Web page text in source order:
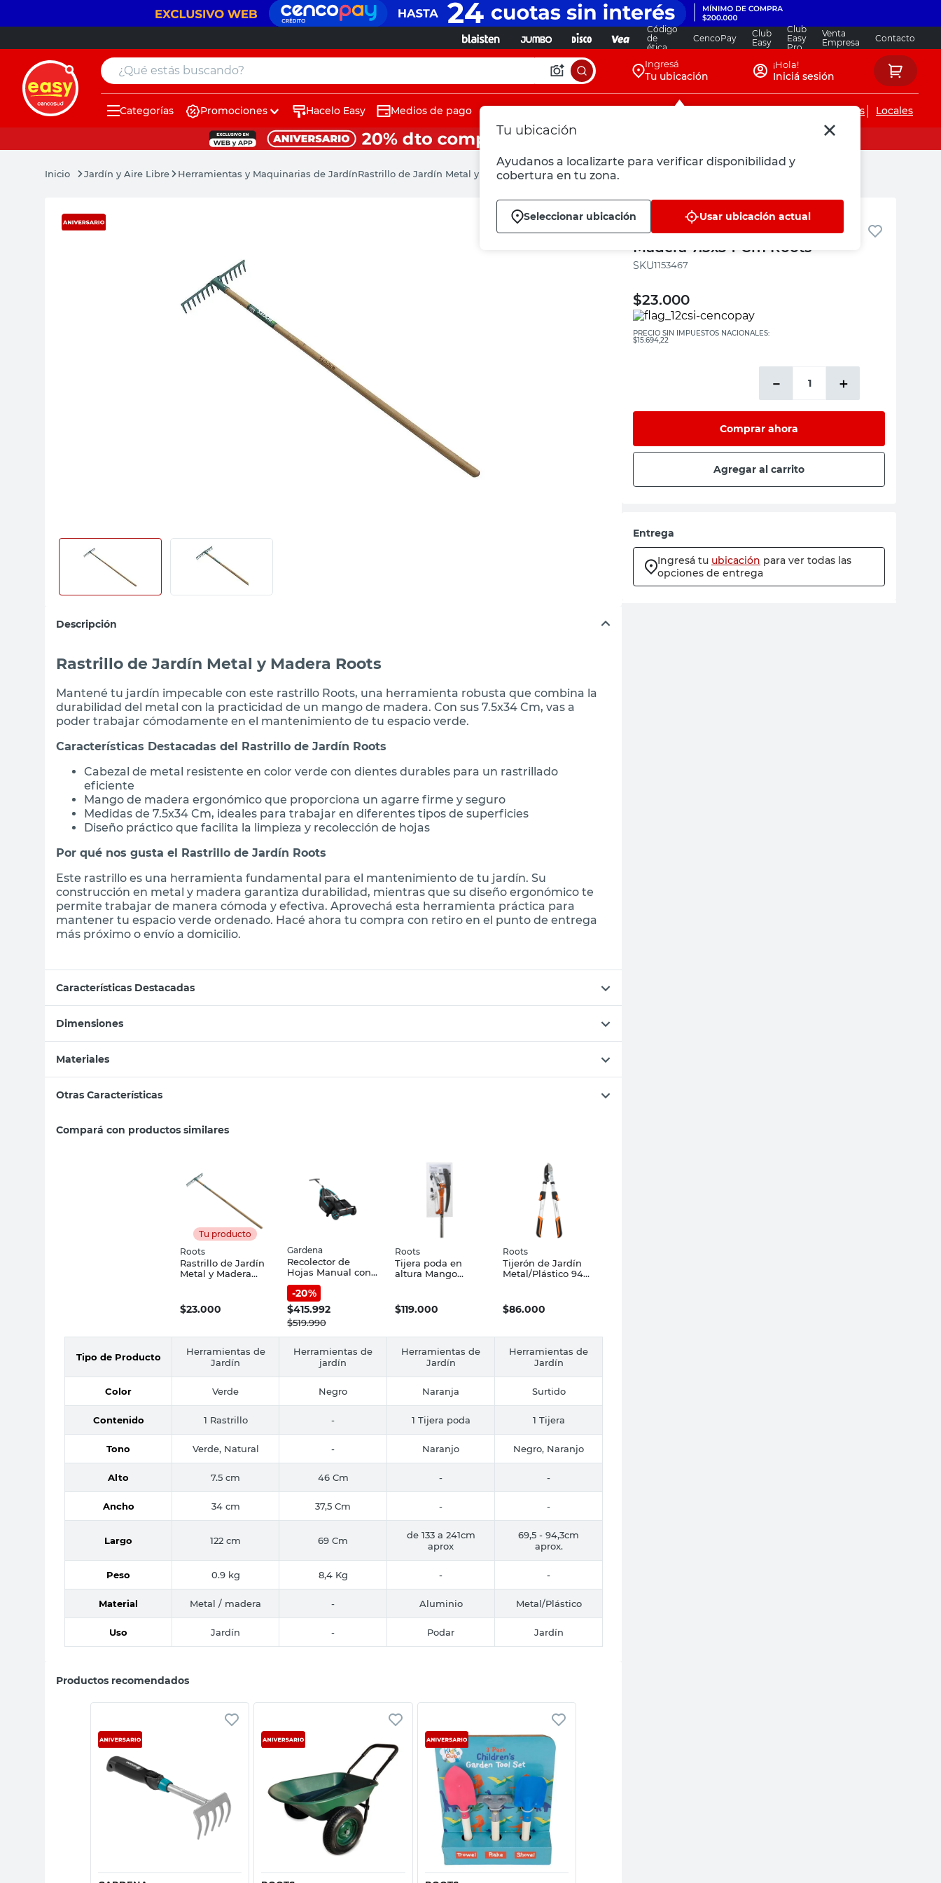
Código
de
ética
CencoPay
Club
Easy
Club
Easy
Pro
Venta
Empresa
Contacto
¿Qué estás buscando? Ingresá
Tu ubicación
Tu ubicación
Ayudanos a localizarte para verificar disponibilidad y
cobertura en tu zona.
Seleccionar ubicación Usar ubicación actual
¡Hola!
Iniciá sesión
Categorías Promociones Hacelo Easy Medios de pago Servicios de instalaciones Locales
Jardín y Aire Libre Herramientas y Maquinarias de JardínRastrillo de Jardín Metal y Madera 7.5x34 Cm Roots
Descripción
Rastrillo de Jardín Metal y Madera Roots
Mantené tu jardín impecable con este rastrillo Roots, una herramienta robusta que combina la
durabilidad del metal con la practicidad de un mango de madera. Con sus 7.5x34 Cm, vas a
poder trabajar cómodamente en el mantenimiento de tu espacio verde.
Características Destacadas del Rastrillo de Jardín Roots
Cabezal de metal resistente en color verde con dientes durables para un rastrillado
eficiente
Mango de madera ergonómico que proporciona un agarre firme y seguro
Medidas de 7.5x34 Cm, ideales para trabajar en diferentes tipos de superficies
Diseño práctico que facilita la limpieza y recolección de hojas
Por qué nos gusta el Rastrillo de Jardín Roots
Este rastrillo es una herramienta fundamental para el mantenimiento de tu jardín. Su
construcción en metal y madera garantiza durabilidad, mientras que su diseño ergonómico te
permite trabajar de manera cómoda y efectiva. Aprovechá esta herramienta práctica para
mantener tu espacio verde ordenado. Hacé ahora tu compra con retiro en el punto de entrega
más próximo o envío a domicilio.
Características Destacadas
Dimensiones
Materiales
Otras Características
Compará con productos similares
Tu producto
Roots
Rastrillo de Jardín
Metal y Madera
$23.000
Gardena
Recolector de
Hojas Manual con
Ruedas Negro 69
Cm Gardena
-20%
$415.992
$519.990
Roots
Tijera poda en
altura Mango
$119.000
Roots
Tijerón de Jardín
Metal/Plástico 94
$86.000
Tipo de Producto
Herramientas de
Jardín
Herramientas de
jardín
Herramientas de
Jardín
Herramientas de
Jardín
Color Verde Negro Naranja Surtido
Contenido 1 Rastrillo - 1 Tijera poda 1 Tijera
Tono Verde, Natural - Naranjo Negro, Naranjo
Alto 7.5 cm 46 Cm - -
Ancho 34 cm 37,5 Cm - -
Largo 122 cm 69 Cm
de 133 a 241cm
aprox
69,5 - 94,3cm
aprox.
Peso 0.9 kg 8,4 Kg - -
Material Metal / madera - Aluminio Metal/Plástico
Uso Jardín - Podar Jardín
Productos recomendados
Vista rápida Vista rápida Vista rápida
Roots
Rastrillo de Jardín Metal y
Madera 7.5x34 Cm Roots
:1153467
$23.000
PRECIO SIN IMPUESTOS NACIONALES:
$15.694,22
＋
－
Comprar ahora
Agregar al carrito
Entrega
Ingresá tu ubicación para ver todas las
opciones de entrega
muebles